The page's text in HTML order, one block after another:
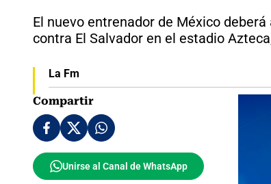
El nuevo entrenador de México
contra El Salvador en el estadio
La Fm
Compartir
Unirse al Canal de WhatsApp